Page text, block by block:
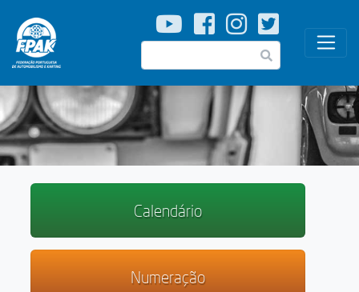
Passar
para
o
Pesquisar
Calendário
Numeração